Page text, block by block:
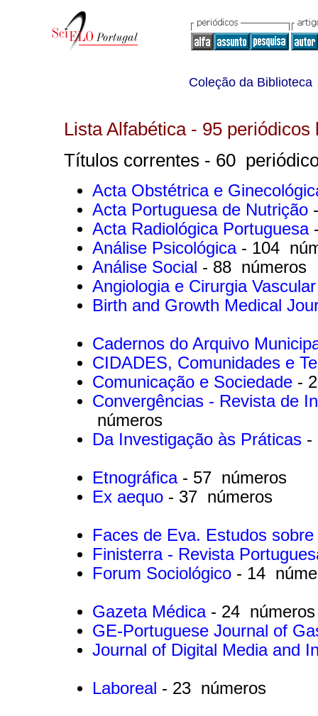
Coleção da Biblioteca
Lista Alfabética - 95 periódicos
Títulos correntes - 60
Acta Obstétrica e
Acta Portuguesa de Nutrição
Acta Radiológica Portuguesa
Análise Psicológica - 104
Análise Social - 88 números
Angiologia e Cirurgia
Birth and Growth Medical
Cadernos do Arquivo
CIDADES, Comunidades e
Comunicação e Sociedade -
Convergências - Revista de
números
Da Investigação às Práticas -
Etnográfica - 57 números
Ex aequo - 37 números
Faces de Eva. Estudos
Finisterra - Revista
Forum Sociológico - 14
Gazeta Médica - 24 números
GE-Portuguese Journal of
Journal of Digital Media and
Laboreal - 23 números